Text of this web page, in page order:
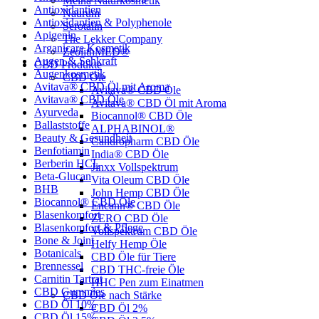
Naurum
Serotalin
The Lekker Company
ZeolithMED®
CBD Produkte
CBD Öle
Avitava® CBD Öle
Avitava® CBD Öl mit Aroma
Biocannol® CBD Öle
ALPHABINOL®
Candropharm CBD Öle
India® CBD Öle
Jinxx Vollspektrum
Vita Oleum CBD Öle
John Hemp CBD Öle
Encann® CBD Öle
ZERO CBD Öle
Vollspektrum CBD Öle
Helfy Hemp Öle
CBD Öle für Tiere
CBD THC-freie Öle
HHC Pen zum Einatmen
CBD Öle nach Stärke
CBD Öl 2%
Antioxidantien
Antioxidantien & Polyphenole
Apigenin
Arganicare Kosmetik
Augen & Sehkraft
Augenkosmetik
Avitava® CBD Öl mit Aroma
Avitava® CBD Öle
Ayurveda
Ballaststoffe
Beauty & Gesundheit
Benfotiamin
Berberin HCL
Beta-Glucan
BHB
Biocannol® CBD Öle
Blasenkomfort
Blasenkomfort & Pflege
Bone & Joint
Botanicals
Brennessel
Carnitin Tartrat
CBD Gummies
CBD Öl 10%